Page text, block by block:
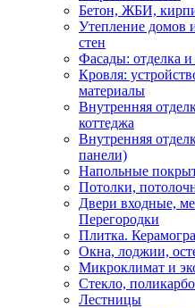
Бетон, ЖБИ,
Утепление домов
стен
Фасады: отделка
Кровля:
материалы
Внутренняя
коттеджа
Внутренняя
панели)
Напольные
Потолки,
Двери входные,
Перегородки
Плитка.
Окна, лоджии,
Микроклимат и
Стекло,
Лестницы